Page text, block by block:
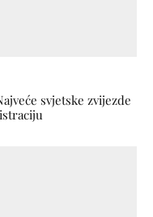
svjetske zvijezde